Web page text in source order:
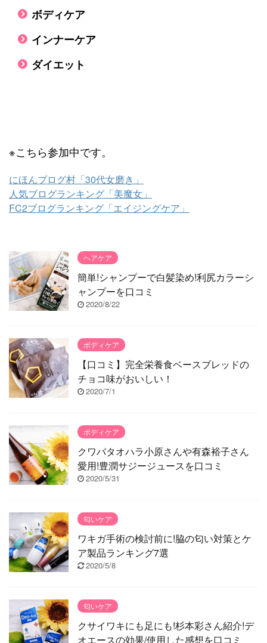
ボディケア
インナーケア
ダイエット
※こちら参加中です。
にほんブログ村「30代女磨き」
人気ブログランキング「美魔女」
FC2ブログランキング「エイジングケア」
ヘアケア
簡単!シャンプーで白髪染め!利尻カラーシ
ャンプーを口コミ
2020/8/22
ボディケア
【口コミ】完全栄養食ベースブレッドの
チョコ味がおいしい！
2020/7/1
ボディケア
クワバタオハラ小原さんや有森裕子さん
愛用!豊潤サジージュースを口コミ
2020/5/31
匂いケア
ワキガ手術の検討前に!脇の匂い対策とケ
ア製品ランキング7選
2020/5/8
匂いケア
クサイワキにも足にも!杉本彩さん紹介!デ
オエースの効果/使用した感想を口コミ